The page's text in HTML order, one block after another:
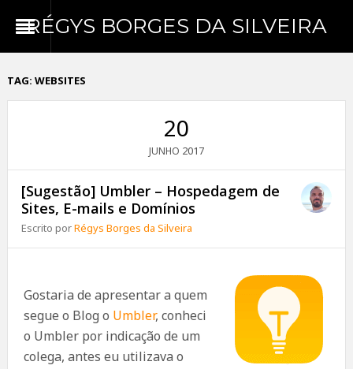
RÉGYS BORGES DA SILVEIRA
TAG: WEBSITES
20
JUNHO 2017
[Sugestão] Umbler – Hospedagem de
Sites, E-mails e Domínios
Escrito porRégys Borges da Silveira
Gostaria de apresentar a quem
segue o Blog o Umbler, conheci
o Umbler por indicação de um
colega, antes eu utilizava o